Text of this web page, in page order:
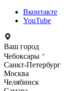
Вконтакте
YouTube
Ваш город
Чебоксары
Санкт-Петербург
Москва
Челябинск